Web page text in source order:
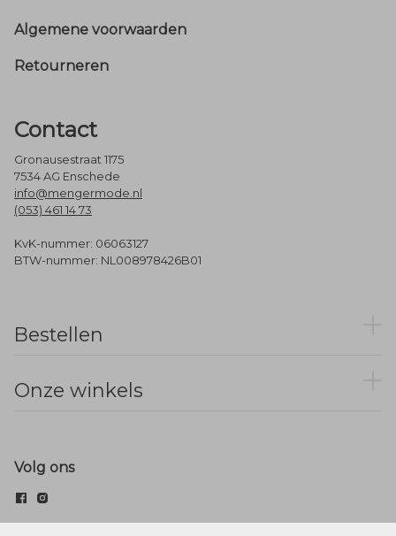
Footer
Algemene voorwaarden
Retourneren
Contact
Gronausestraat 1175
7534 AG Enschede
info@mengermode.nl
(053) 461 14 73
KvK-nummer: 06063127
BTW-nummer: NL008978426B01
Bestellen
Onze winkels
Volg ons